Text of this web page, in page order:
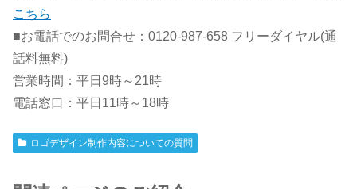
こちら
■お電話でのお問合せ：0120-987-658 フリーダイヤル(通
話料無料)
営業時間：平日9時～21時
電話窓口：平日11時～18時
ロゴデザイン制作内容についての質問